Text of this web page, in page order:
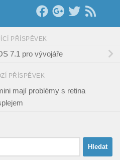
PŘÍSPĚVEK
7.1 pro vývojáře
PŘÍSPĚVEK
mají problémy s retina